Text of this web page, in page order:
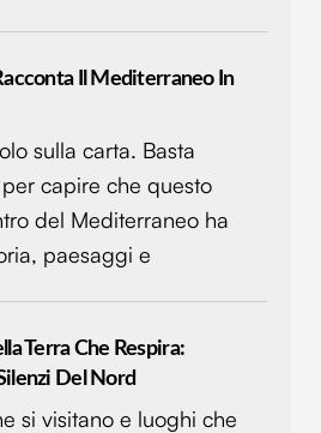
Il Mediterraneo In
sulla carta. Basta
per capire che questo
del Mediterraneo ha
paesaggi e
Terra Che Respira:
Del Nord
si visitano e luoghi che